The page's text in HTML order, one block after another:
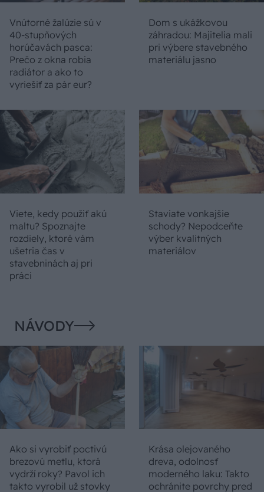
Vnútorné žalúzie sú v
40-stupňových
horúčavách pasca:
Prečo z okna robia
radiátor a ako to
vyriešiť za pár eur?
Dom s ukážkovou
záhradou: Majitelia mali
pri výbere stavebného
materiálu jasno
Viete, kedy použiť akú
maltu? Spoznajte
rozdiely, ktoré vám
ušetria čas v
stavebninách aj pri
práci
Staviate vonkajšie
schody? Nepodceňte
výber kvalitných
materiálov
NÁVODY
Ako si vyrobiť poctivú
brezovú metlu, ktorá
vydrží roky? Pavol ich
takto vyrobil už stovky
Krása olejovaného
dreva, odolnosť
moderného laku: Takto
ochránite povrchy pred